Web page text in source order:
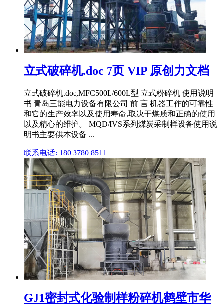
立式破碎机.doc 7页 VIP 原创力文档
立式破碎机.doc,MFC500L/600L型 立式粉碎机 使用说明
书 青岛三能电力设备有限公司 前 言 机器工作的可靠性
和它的生产效率以及使用寿命,取决于煤质和正确的使用
以及精心的维护。 MQD/IVS系列煤炭采制样设备使用说
明书主要供本设备 ...
联系电话: 180 3780 8511
GJ1密封式化验制样粉碎机鹤壁市华